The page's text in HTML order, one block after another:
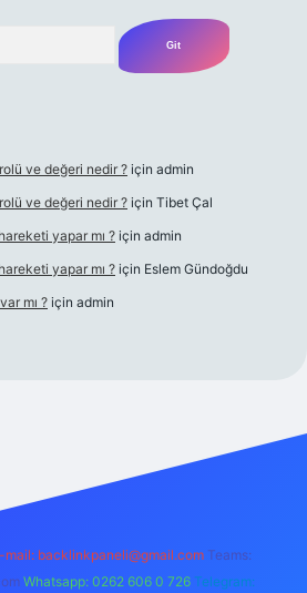
ve değeri nedir ? için admin
ve değeri nedir ? için Tibet Çal
yapar mı ?için admin
yapar mı ?için Eslem Gündoğdu
mı ? için admin
mail: backlinkpaneli@gmail.com Teams:
Whatsapp: 0262 606 0 726 Telegram: